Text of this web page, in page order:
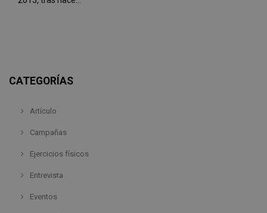
CATEGORÍAS
Artículo
Campañas
Ejercicios físicos
Entrevista
Eventos